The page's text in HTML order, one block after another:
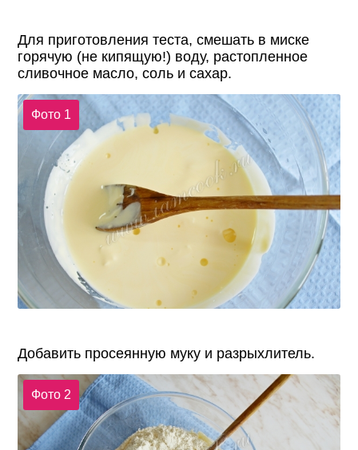
Для приготовления теста, смешать в миске
горячую (не кипящую!) воду, растопленное
сливочное масло, соль и сахар.
Фото 1
Добавить просеянную муку и разрыхлитель.
Фото 2